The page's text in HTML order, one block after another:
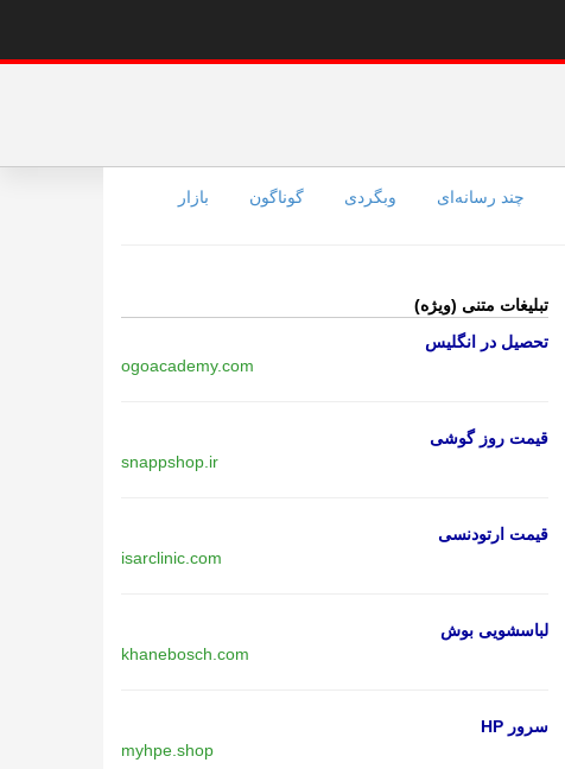
چند رسانه‌ای وبگردی گوناگون بازار
تبلیغات متنی (ویژه)
تحصیل در انگلیس
ogoacademy.com
قیمت روز گوشی
snappshop.ir
قیمت ارتودنسی
isarclinic.com
لباسشویی بوش
khanebosch.com
سرور HP
myhpe.shop